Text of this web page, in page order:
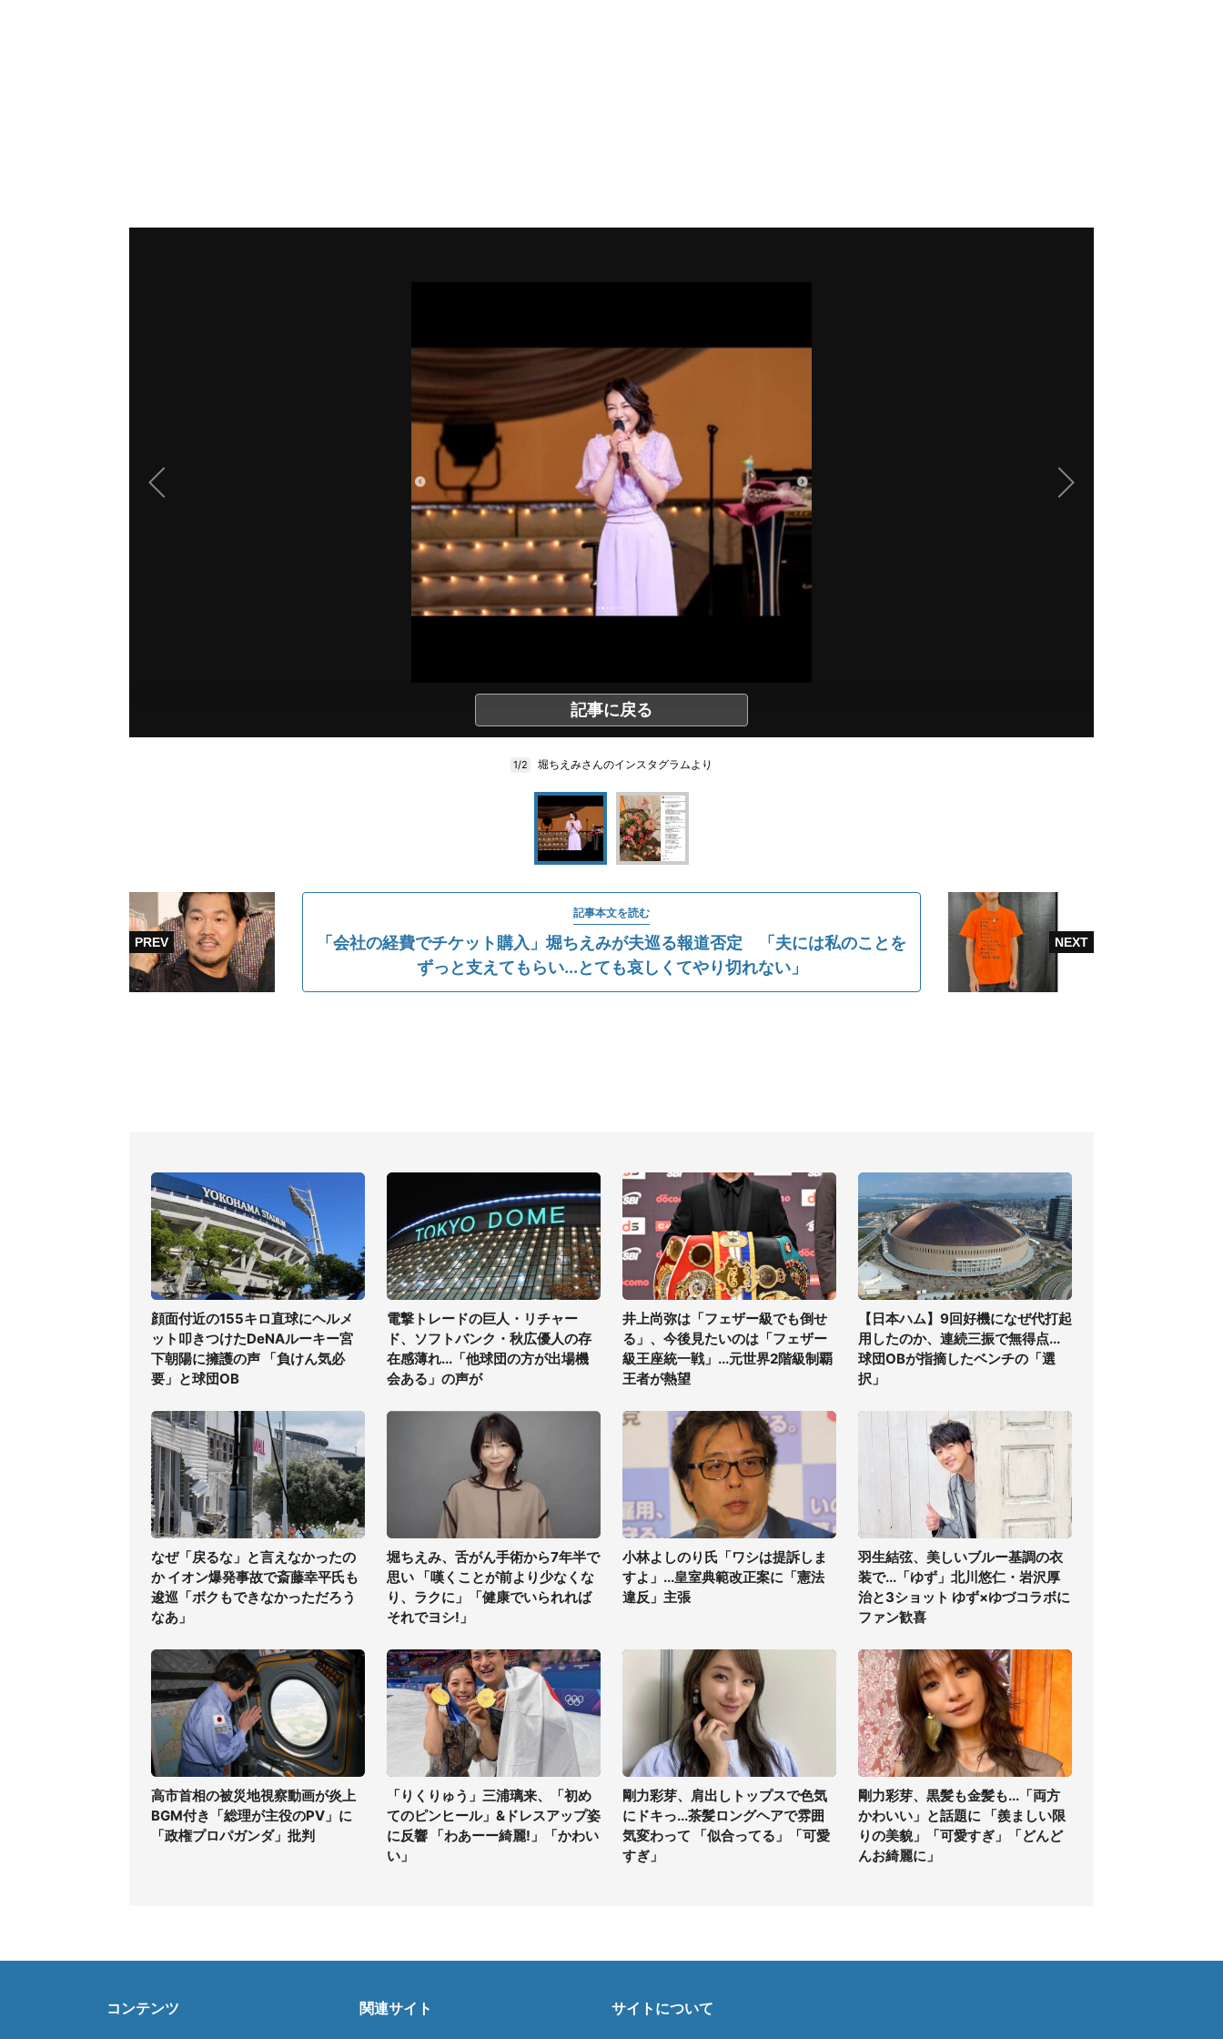
記事に戻る
1/2 堀ちえみさんのインスタグラムより
記事本文を読む
「会社の経費でチケット購入」堀ちえみが夫巡る報道否定 「夫には私のことを
ずっと支えてもらい...とても哀しくてやり切れない」
顔面付近の155キロ直球にヘルメ
ット叩きつけたDeNAルーキー宮
下朝陽に擁護の声 「負けん気必
要」と球団OB
電撃トレードの巨人・リチャー
ド、ソフトバンク・秋広優人の存
在感薄れ...「他球団の方が出場機
会ある」の声が
井上尚弥は「フェザー級でも倒せ
る」、今後見たいのは「フェザー
級王座統一戦」...元世界2階級制覇
王者が熱望
【日本ハム】9回好機になぜ代打起
用したのか、連続三振で無得点...
球団OBが指摘したベンチの「選
択」
なぜ「戻るな」と言えなかったの
か イオン爆発事故で斎藤幸平氏も
逡巡「ボクもできなかっただろう
なあ」
堀ちえみ、舌がん手術から7年半で
思い 「嘆くことが前より少なくな
り、ラクに」「健康でいられれば
それでヨシ!」
小林よしのり氏「ワシは提訴しま
すよ」...皇室典範改正案に「憲法
違反」主張
羽生結弦、美しいブルー基調の衣
装で...「ゆず」北川悠仁・岩沢厚
治と3ショット ゆず×ゆづコラボに
ファン歓喜
高市首相の被災地視察動画が炎上
BGM付き「総理が主役のPV」に
「政権プロパガンダ」批判
「りくりゅう」三浦璃来、「初め
てのピンヒール」&ドレスアップ姿
に反響 「わあーー綺麗!」「かわい
い」
剛力彩芽、肩出しトップスで色気
にドキっ...茶髪ロングヘアで雰囲
気変わって 「似合ってる」「可愛
すぎ」
剛力彩芽、黒髪も金髪も...「両方
かわいい」と話題に 「羨ましい限
りの美貌」「可愛すぎ」「どんど
んお綺麗に」
コンテンツ 関連サイト サイトについて